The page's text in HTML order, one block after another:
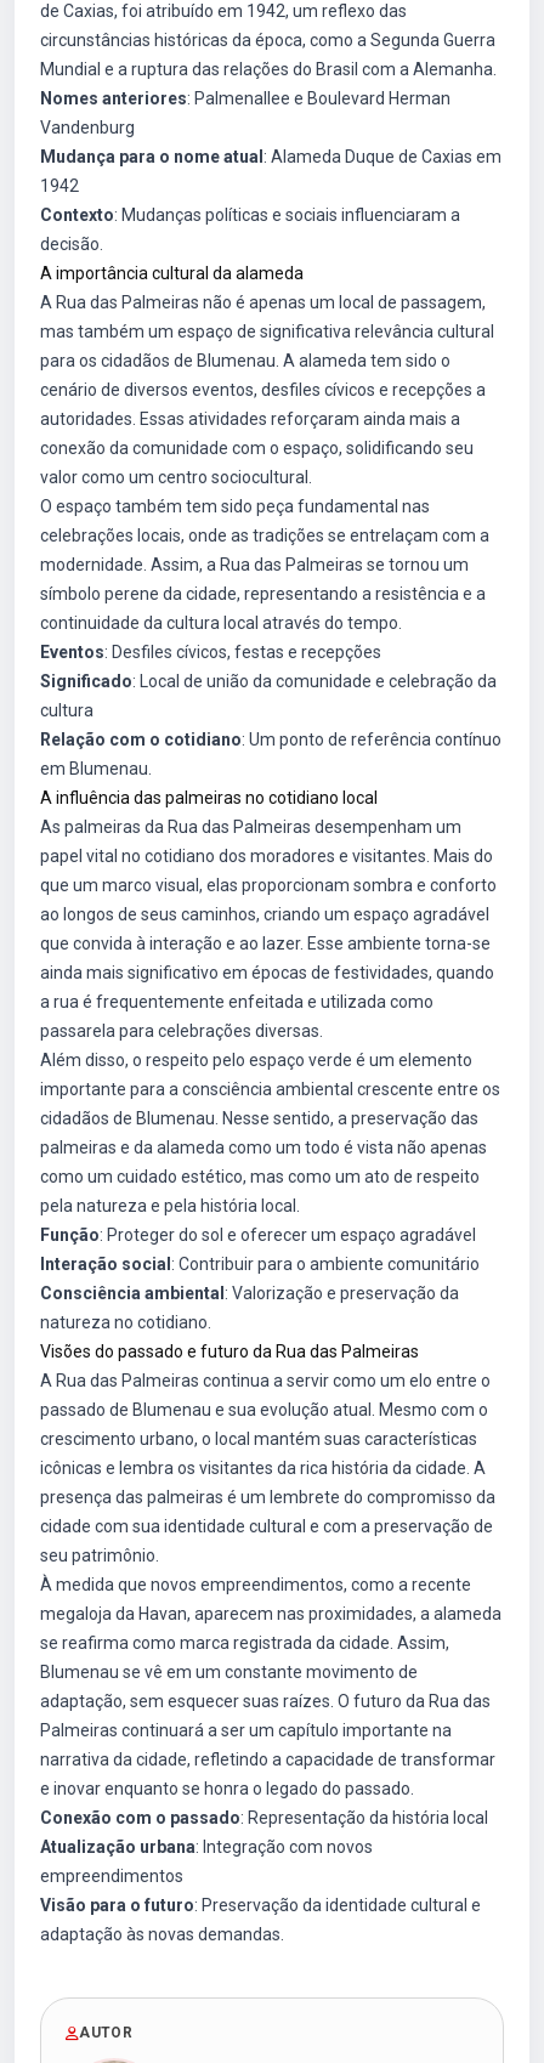
de Caxias, foi atribuído em 1942, um reflexo das
circunstâncias históricas da época, como a Segunda Guerra
Mundial e a ruptura das relações do Brasil com a Alemanha.
Nomes anteriores: Palmenallee e Boulevard Herman
Vandenburg
Mudança para o nome atual : Alameda Duque de Caxias em
1942
Contexto: Mudanças políticas e sociais influenciaram a
decisão.
A importância cultural da alameda
A Rua das Palmeiras não é apenas um local de passagem,
mas também um espaço de significativa relevância cultural
para os cidadãos de Blumenau. A alameda tem sido o
cenário de diversos eventos, desfiles cívicos e recepções a
autoridades. Essas atividades reforçaram ainda mais a
conexão da comunidade com o espaço, solidificando seu
valor como um centro sociocultural.
O espaço também tem sido peça fundamental nas
celebrações locais, onde as tradições se entrelaçam com a
modernidade. Assim, a Rua das Palmeiras se tornou um
símbolo perene da cidade, representando a resistência e a
continuidade da cultura local através do tempo.
Eventos: Desfiles cívicos, festas e recepções
Significado: Local de união da comunidade e celebração da
cultura
Relação com o cotidiano: Um ponto de referência contínuo
em Blumenau.
A influência das palmeiras no cotidiano local
As palmeiras da Rua das Palmeiras desempenham um
papel vital no cotidiano dos moradores e visitantes. Mais do
que um marco visual, elas proporcionam sombra e conforto
ao longos de seus caminhos, criando um espaço agradável
que convida à interação e ao lazer. Esse ambiente torna-se
ainda mais significativo em épocas de festividades, quando
a rua é frequentemente enfeitada e utilizada como
passarela para celebrações diversas.
Além disso, o respeito pelo espaço verde é um elemento
importante para a consciência ambiental crescente entre os
cidadãos de Blumenau. Nesse sentido, a preservação das
palmeiras e da alameda como um todo é vista não apenas
como um cuidado estético, mas como um ato de respeito
pela natureza e pela história local.
Função: Proteger do sol e oferecer um espaço agradável
Interação social : Contribuir para o ambiente comunitário
Consciência ambiental : Valorização e preservação da
natureza no cotidiano.
Visões do passado e futuro da Rua das Palmeiras
A Rua das Palmeiras continua a servir como um elo entre o
passado de Blumenau e sua evolução atual. Mesmo com o
crescimento urbano, o local mantém suas características
icônicas e lembra os visitantes da rica história da cidade. A
presença das palmeiras é um lembrete do compromisso da
cidade com sua identidade cultural e com a preservação de
seu patrimônio.
À medida que novos empreendimentos, como a recente
megaloja da Havan, aparecem nas proximidades, a alameda
se reafirma como marca registrada da cidade. Assim,
Blumenau se vê em um constante movimento de
adaptação, sem esquecer suas raízes. O futuro da Rua das
Palmeiras continuará a ser um capítulo importante na
narrativa da cidade, refletindo a capacidade de transformar
e inovar enquanto se honra o legado do passado.
Conexão com o passado: Representação da história local
Atualização urbana: Integração com novos
empreendimentos
Visão para o futuro: Preservação da identidade cultural e
adaptação às novas demandas.
AUTOR